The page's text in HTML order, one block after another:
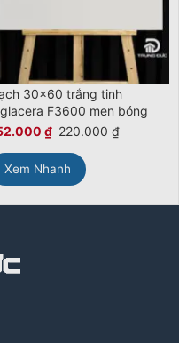
30×60 trắng tinh
F3600 men bóng
₫ 220.000₫
Xem Nhanh